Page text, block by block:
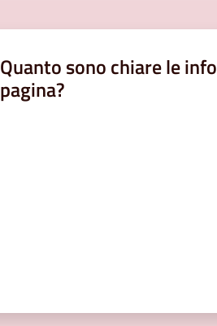
Quanto sono chiare le
pagina?